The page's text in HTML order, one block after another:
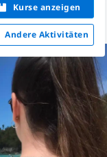
Kurse anzeigen
Andere Aktivitäten